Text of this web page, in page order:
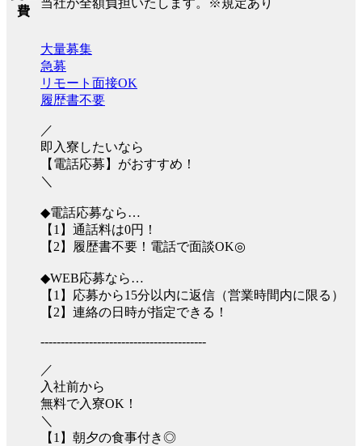
費
大量募集
急募
リモート面接OK
履歴書不要
／
即入寮したいなら
【電話応募】がおすすめ！
＼
◆電話応募なら…
【1】通話料は0円！
【2】履歴書不要！電話で面談OK◎
◆WEB応募なら…
【1】応募から15分以内に返信（営業時間内に限る）
【2】連絡の日時が指定できる！
-----------------------------------------
／
入社前から
無料で入寮OK！
＼
【1】朝夕の食事付き◎